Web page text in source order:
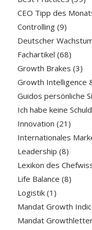
CEO Tipp des
Controlling(9)
Deutscher
Fachartikel (68)
Growth Brakes (3)
Growth Intelligence
Guidos persönliche
Ich habe keine
Innovation (21)
Internationales
Leadership (8)
Lexikon des
Life Balance (8)
Logistik(1)
Mandat Growth
Mandat